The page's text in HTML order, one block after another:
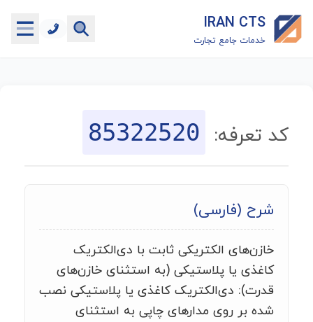
IRAN CTS
خدمات جامع تجارت
جستجوگر تعرفه گمرکی
ماشین حساب گمرکی
خدمات رایگان دیگر
کد تعرفه: 85322520
شرح (فارسی)
خازن‌های الکتریکی ثابت با دی‌الکتریک
کاغذی یا پلاستیکی (به استثنای خازن‌های
قدرت): دی‌الکتریک کاغذی یا پلاستیکی نصب
شده بر روی مدارهای چاپی به استثنای